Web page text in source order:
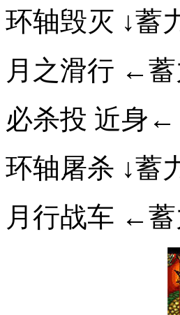
环轴毁灭 ↓蓄
月之滑行 ←
必杀投 近
环轴屠杀 ↓蓄
月行战车 ←